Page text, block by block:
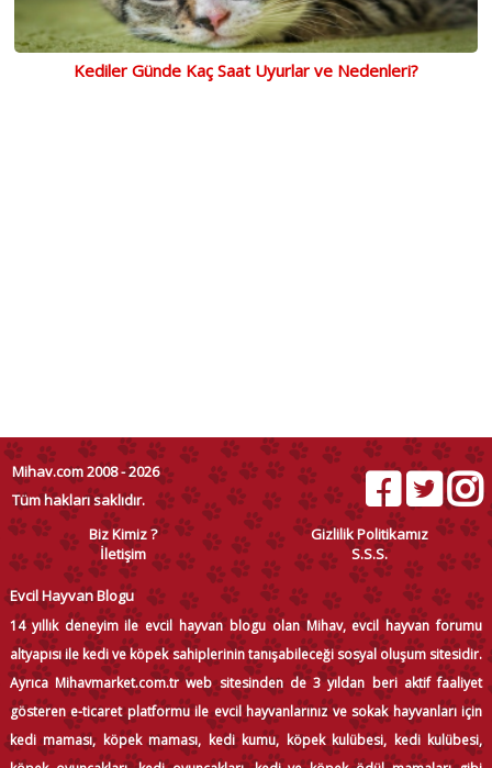
Kediler Günde Kaç Saat Uyurlar ve Nedenleri?
Mihav.com 2008 - 2026
Tüm hakları saklıdır.
Biz Kimiz ?
Gizlilik Politikamız
İletişim
S.S.S.
Evcil Hayvan Blogu
14 yıllık deneyim ile evcil hayvan blogu olan Mihav, evcil hayvan forumu
altyapısı ile kedi ve köpek sahiplerinin tanışabileceği sosyal oluşum sitesidir.
Ayrıca Mihavmarket.com.tr web sitesinden de 3 yıldan beri aktif faaliyet
gösteren e-ticaret platformu ile evcil hayvanlarınız ve sokak hayvanları için
kedi maması, köpek maması, kedi kumu, köpek kulübesi, kedi kulübesi,